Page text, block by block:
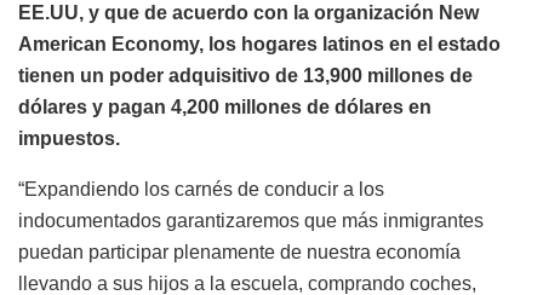
EE.UU, y que de acuerdo con la organización New
American Economy, los hogares latinos en el estado
tienen un poder adquisitivo de 13,900 millones de
dólares y pagan 4,200 millones de dólares en
impuestos.
“Expandiendo los carnés de conducir a los
indocumentados garantizaremos que más inmigrantes
puedan participar plenamente de nuestra economía
llevando a sus hijos a la escuela, comprando coches,